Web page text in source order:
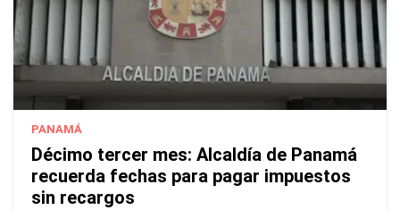
PANAMÁ
Décimo tercer mes: Alcaldía de Panamá
recuerda fechas para pagar impuestos
sin recargos